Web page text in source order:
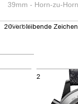
150CHF
20verbleibende Zeichen
2